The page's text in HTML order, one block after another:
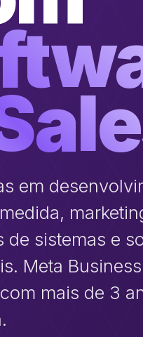
em
de sistemas e
Meta
mais de 3